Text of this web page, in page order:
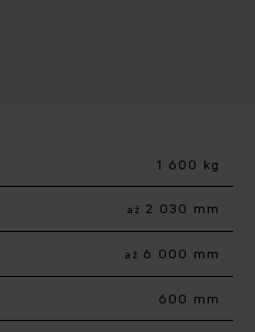
1 600 kg
až 2 030 mm
až 6 000 mm
600 mm